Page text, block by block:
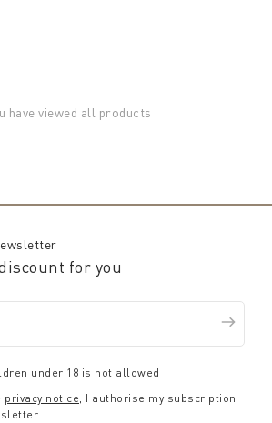
from
have viewed all products
for you
under 18 is not allowed
privacy notice, I authorise my subscription